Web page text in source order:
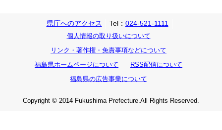
県庁へのアクセス Tel： 024-521-1111
個人情報の取り扱いについて
リンク・著作権・免責事項などについて
福島県ホームページについて
RSS配信について
福島県の広告事業について
Copyright © 2014 Fukushima Prefecture.All Rights Reserved.